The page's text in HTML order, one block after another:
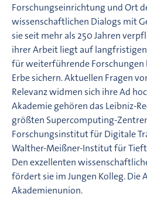
Forschungseinrichtung und Ort
wissenschaftlichen Dialogs mit
sie seit mehr als 250 Jahren
ihrer Arbeit liegt auf langfristigen
für weiterführende
Erbe sichern. Aktuellen Fragen
Relevanz widmen sich ihre Ad
Akademie gehören das Leibniz-
größten Supercomputing-
Forschungsinstitut für Digitale
Walther-Meißner-Institut für
Den exzellenten
fördert sie im Jungen Kolleg. Die
Akademienunion.